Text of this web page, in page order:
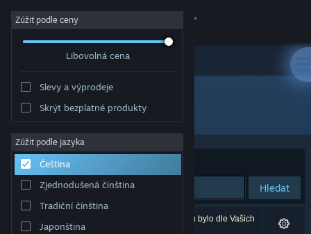
Přihlásit se
Komunita
Informace
Podpora
Změnit jazyk
Zúžit podle ceny
Libovolná cena
Slevy a výprodeje
Skrýt bezplatné produkty
Zúžit podle jazyka
Čeština
Zjednodušená čínština
Tradiční čínština
Japonština
Vývojář: Virgula Leal
Seřadit podle
Hledat
Vašemu zadání odpovídá 1 výsledek. 3 produktů bylo dle Vašich
předvoleb vyloučeno z výsledků vyhledávání.